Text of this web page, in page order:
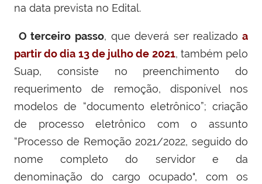
na data prevista no Edital.
O terceiro passo, que deverá ser realizado a
partir do dia 13 de julho de 2021, também pelo
Suap, consiste no preenchimento do
requerimento de remoção, disponível nos
modelos de “documento eletrônico”; criação
de processo eletrônico com o assunto
“Processo de Remoção 2021/2022, seguido do
nome completo do servidor e da
denominação do cargo ocupado", com os